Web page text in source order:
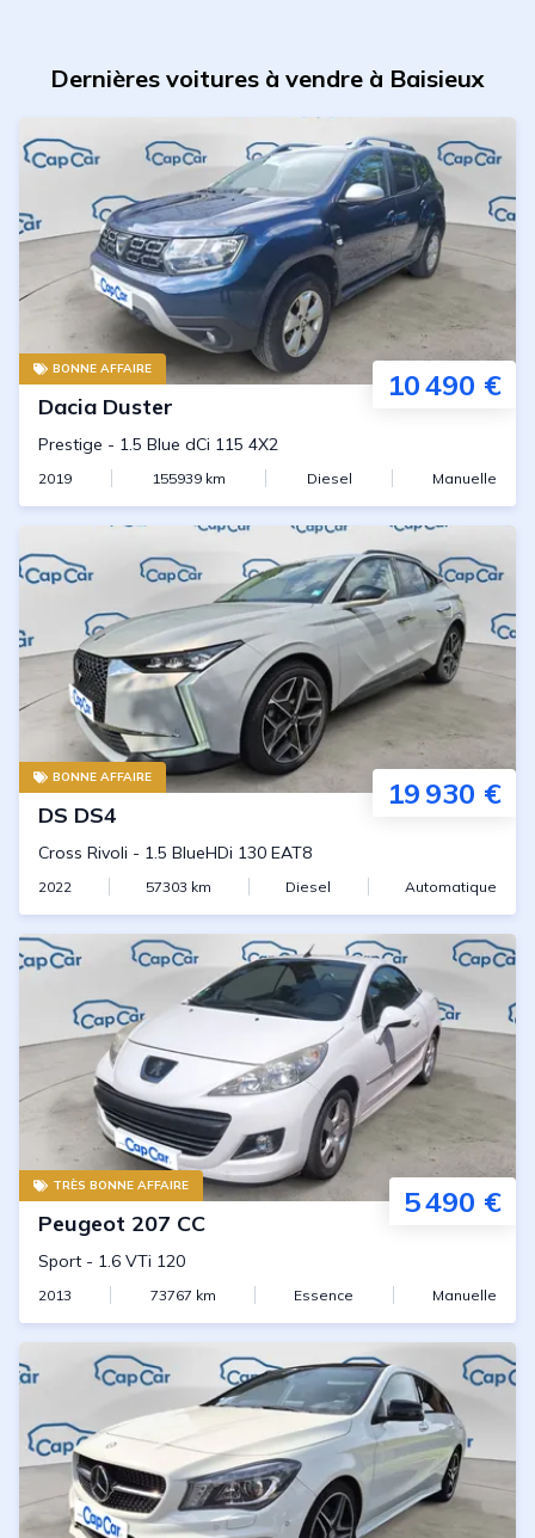
Dernières voitures à vendre à Baisieux
BONNE AFFAIRE 10 490 €
Dacia Duster
Prestige - 1.5 Blue dCi 115 4X2
2019 155939 km Diesel Manuelle
BONNE AFFAIRE 19 930 €
DS DS4
Cross Rivoli - 1.5 BlueHDi 130 EAT8
2022 57303 km Diesel Automatique
TRÈS BONNE AFFAIRE 5 490 €
Peugeot 207 CC
Sport - 1.6 VTi 120
2013 73767 km Essence Manuelle